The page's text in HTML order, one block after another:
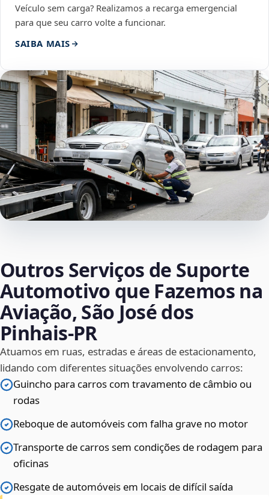
Veículo sem carga? Realizamos a recarga emergencial
para que seu carro volte a funcionar.
SAIBA MAIS
Outros Serviços de Suporte
Automotivo que Fazemos na
Aviação, São José dos
Pinhais‑PR
Atuamos em ruas, estradas e áreas de estacionamento,
lidando com diferentes situações envolvendo carros:
Guincho para carros com travamento de câmbio ou
rodas
Reboque de automóveis com falha grave no motor
Transporte de carros sem condições de rodagem para
oficinas
Resgate de automóveis em locais de difícil saída